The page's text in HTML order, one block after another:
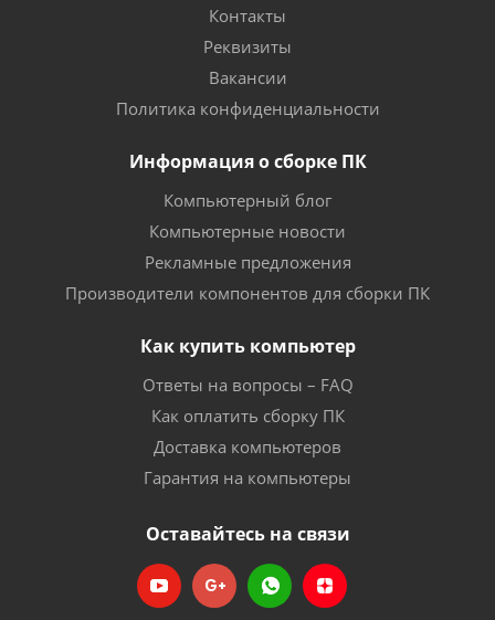
Контакты
Реквизиты
Вакансии
Политика конфиденциальности
Информация о сборке ПК
Компьютерный блог
Компьютерные новости
Рекламные предложения
Производители компонентов для сборки ПК
Как купить компьютер
Ответы на вопросы – FAQ
Как оплатить сборку ПК
Доставка компьютеров
Гарантия на компьютеры
Оставайтесь на связи